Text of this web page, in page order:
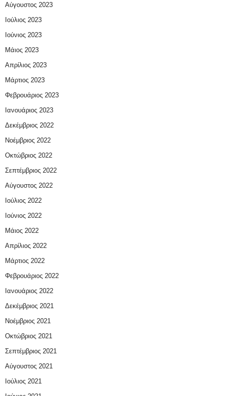
Αύγουστος 2023
Ιούλιος 2023
Ιούνιος 2023
Μάιος 2023
Απρίλιος 2023
Μάρτιος 2023
Φεβρουάριος 2023
Ιανουάριος 2023
Δεκέμβριος 2022
Νοέμβριος 2022
Οκτώβριος 2022
Σεπτέμβριος 2022
Αύγουστος 2022
Ιούλιος 2022
Ιούνιος 2022
Μάιος 2022
Απρίλιος 2022
Μάρτιος 2022
Φεβρουάριος 2022
Ιανουάριος 2022
Δεκέμβριος 2021
Νοέμβριος 2021
Οκτώβριος 2021
Σεπτέμβριος 2021
Αύγουστος 2021
Ιούλιος 2021